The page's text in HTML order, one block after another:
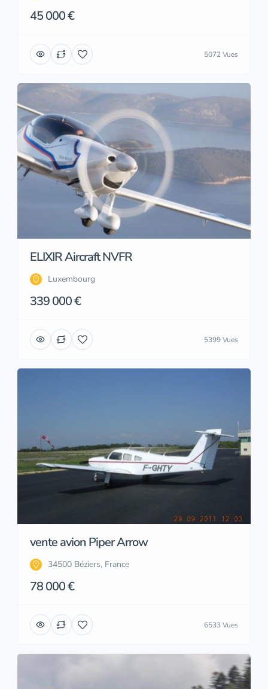
45 000 €
5072 Vues
ELIXIR Aircraft NVFR
Luxembourg
339 000 €
5399 Vues
vente avion Piper Arrow
34500 Béziers, France
78 000 €
6533 Vues